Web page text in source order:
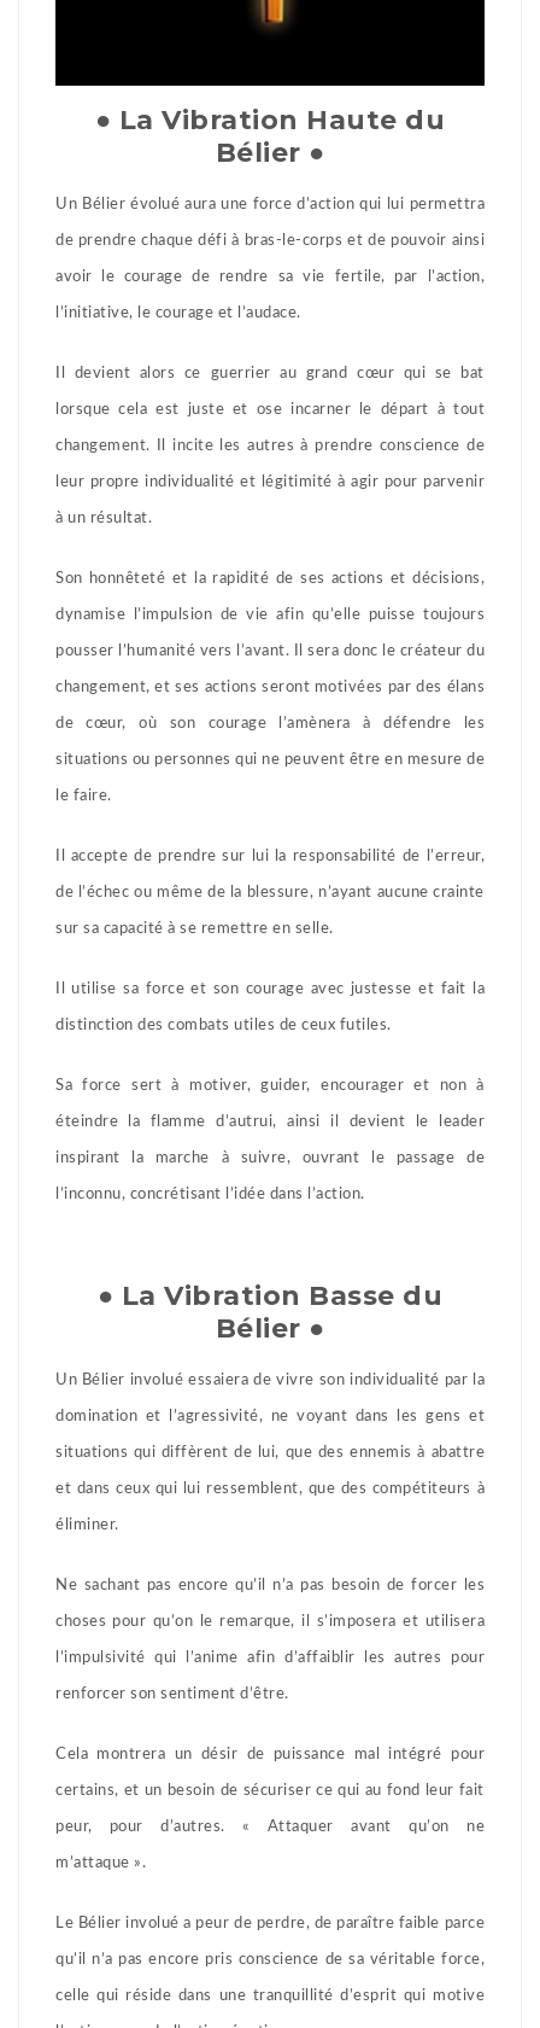
● La Vibration Haute du
Bélier ●
Un Bélier évolué aura une force d’action qui lui permettra
de prendre chaque défi à bras-le-corps et de pouvoir ainsi
avoir le courage de rendre sa vie fertile, par l’action,
l’initiative, le courage et l’audace.
Il devient alors ce guerrier au grand cœur qui se bat
lorsque cela est juste et ose incarner le départ à tout
changement. Il incite les autres à prendre conscience de
leur propre individualité et légitimité à agir pour parvenir
à un résultat.
Son honnêteté et la rapidité de ses actions et décisions,
dynamise l’impulsion de vie afin qu’elle puisse toujours
pousser l’humanité vers l’avant. Il sera donc le créateur du
changement, et ses actions seront motivées par des élans
de cœur, où son courage l’amènera à défendre les
situations ou personnes qui ne peuvent être en mesure de
le faire.
Il accepte de prendre sur lui la responsabilité de l’erreur,
de l’échec ou même de la blessure, n’ayant aucune crainte
sur sa capacité à se remettre en selle.
Il utilise sa force et son courage avec justesse et fait la
distinction des combats utiles de ceux futiles.
Sa force sert à motiver, guider, encourager et non à
éteindre la flamme d’autrui, ainsi il devient le leader
inspirant la marche à suivre, ouvrant le passage de
l’inconnu, concrétisant l’idée dans l’action.
● La Vibration Basse du
Bélier ●
Un Bélier involué essaiera de vivre son individualité par la
domination et l’agressivité, ne voyant dans les gens et
situations qui diffèrent de lui, que des ennemis à abattre
et dans ceux qui lui ressemblent, que des compétiteurs à
éliminer.
Ne sachant pas encore qu’il n’a pas besoin de forcer les
choses pour qu’on le remarque, il s’imposera et utilisera
l’impulsivité qui l’anime afin d’affaiblir les autres pour
renforcer son sentiment d’être.
Cela montrera un désir de puissance mal intégré pour
certains, et un besoin de sécuriser ce qui au fond leur fait
peur, pour d’autres. « Attaquer avant qu’on ne
m’attaque ».
Le Bélier involué a peur de perdre, de paraître faible parce
qu’il n’a pas encore pris conscience de sa véritable force,
celle qui réside dans une tranquillité d’esprit qui motive